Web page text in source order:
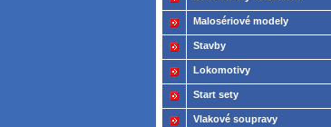
Malosériové modely
Stavby
Lokomotivy
Start sety
Vlakové soupravy